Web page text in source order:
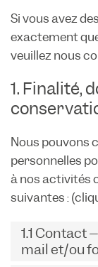
Si vous avez
exactement
veuillez nous
1. Finalité,
Nous pouvons
personnelles
à nos activités
suivantes :
1.1 Contact
mail et/ou